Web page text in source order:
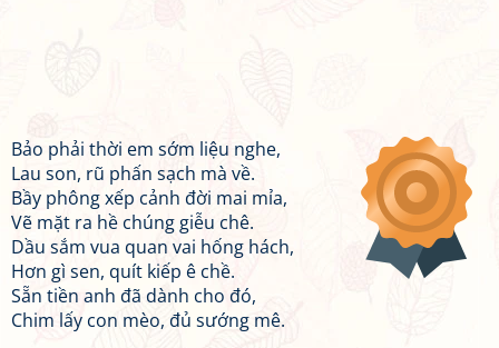
Bảo phải thời em sớm liệu nghe,
Lau son, rũ phấn sạch mà về.
Bầy phông xếp cảnh đời mai mỉa,
Vẽ mặt ra hề chúng giễu chê.
Dầu sắm vua quan vai hống hách,
Hơn gì sen, quít kiếp ê chề.
Sẵn tiền anh đã dành cho đó,
Chim lấy con mèo, đủ sướng mê.